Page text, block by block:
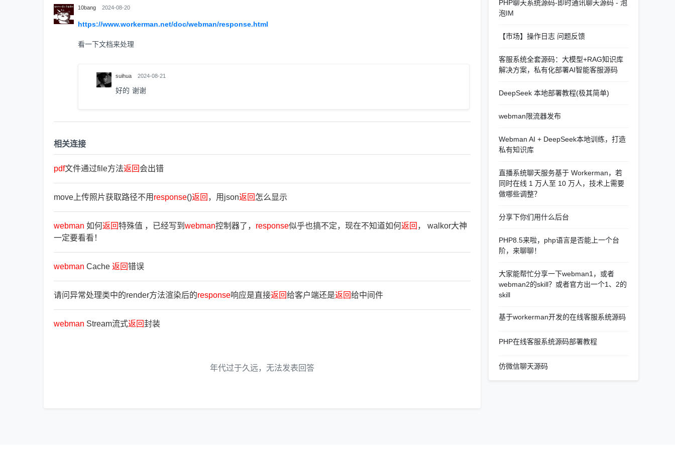
10bang 2024-08-20
https://www.workerman.net/doc/webman/response.html
看一下文档来处理
suihua 2024-08-21
好的 谢谢
相关连接
pdf文件通过file方法返回 会出错
move上传照片获取路径不用 response()返回 ，用json返回 怎么显示
webman 如何返回特殊值 ，已经写到 webman控制器了， response似乎也搞不定，现在不知道如何返回 ， walkor大神
一定要看看！
webman Cache 返回错误
请问异常处理类中的render方法渲染后的response响应是直接返回给客户端还是返回给中间件
webman Stream流式返回封装
年代过于久远，无法发表回答
PHP聊天系统源码-即时通讯聊天源码 - 泡
泡IM
【市场】操作日志 问题反馈
客服系统全套源码：大模型+RAG知识库
解决方案，私有化部署AI智能客服源码
DeepSeek 本地部署教程(极其简单)
webman限流器发布
Webman AI + DeepSeek本地训练，打造
私有知识库
直播系统聊天服务基于 Workerman，若
同时在线 1 万人至 10 万人，技术上需要
做哪些调整？
分享下你们用什么后台
PHP8.5来啦，php语言是否能上一个台
阶，来聊聊！
大家能帮忙分享一下webman1，或者
webman2的skill？或者官方出一个1、2的
skill
基于workerman开发的在线客服系统源码
PHP在线客服系统源码部署教程
仿微信聊天源码